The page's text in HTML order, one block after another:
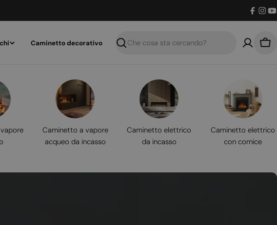
Caminetto decorativo
Ricerca
Caminetto a vapore
acqueo da incasso
Caminetto elettrico
da incasso
Caminetto elettrico
con cornice